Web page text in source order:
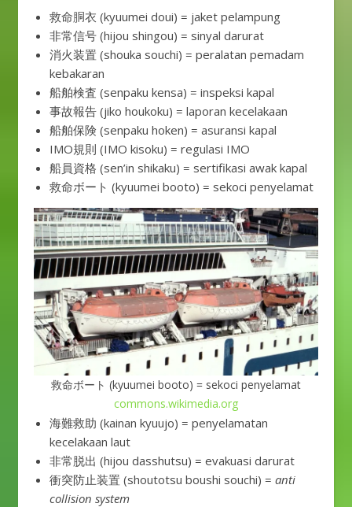
救命胴衣 (kyuumei doui) = jaket pelampung
非常信号 (hijou shingou) = sinyal darurat
消火装置 (shouka souchi) = peralatan pemadam
kebakaran
船舶検査 (senpaku kensa) = inspeksi kapal
事故報告 (jiko houkoku) = laporan kecelakaan
船舶保険 (senpaku hoken) = asuransi kapal
IMO規則 (IMO kisoku) = regulasi IMO
船員資格 (sen’in shikaku) = sertifikasi awak kapal
救命ボート (kyuumei booto) = sekoci penyelamat
救命ボート (kyuumei booto) = sekoci penyelamat
commons.wikimedia.org
海難救助 (kainan kyuujo) = penyelamatan
kecelakaan laut
非常脱出 (hijou dasshutsu) = evakuasi darurat
衝突防止装置 (shoutotsu boushi souchi) = anti
collision system